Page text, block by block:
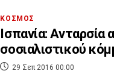
ΚΟΣΜΟΣ
Ισπανία:
σοσιαλιστικού
29 Σεπ 2016 00:00